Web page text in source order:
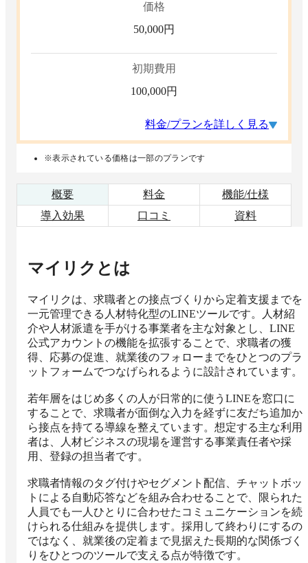
価格
50,000円
初期費用
100,000円
料金/プランを詳しく見る
※表示されている価格は一部のプランです
概要 料金
機能/仕様
導入効果
口コミ 資料
マイリク とは
マイリクは、求職者との接点づくりから定着支援までを
一元管理できる人材特化型のLINEツールです。人材紹
介や人材派遣を手がける事業者を主な対象とし、LINE
公式アカウントの機能を拡張することで、求職者の獲
得、応募の促進、就業後のフォローまでをひとつのプラ
ットフォームでつなげられるように設計されています。
若年層をはじめ多くの人が日常的に使うLINEを窓口に
することで、求職者が面倒な入力を経ずに友だち追加か
ら接点を持てる導線を整えています。想定する主な利用
者は、人材ビジネスの現場を運営する事業責任者や採
用、登録の担当者です。
求職者情報のタグ付けやセグメント配信、チャットボッ
トによる自動応答などを組み合わせることで、限られた
人員でも一人ひとりに合わせたコミュニケーションを続
けられる仕組みを提供します。採用して終わりにするの
ではなく、就業後の定着まで見据えた長期的な関係づく
りをひとつのツールで支える点が特徴です。